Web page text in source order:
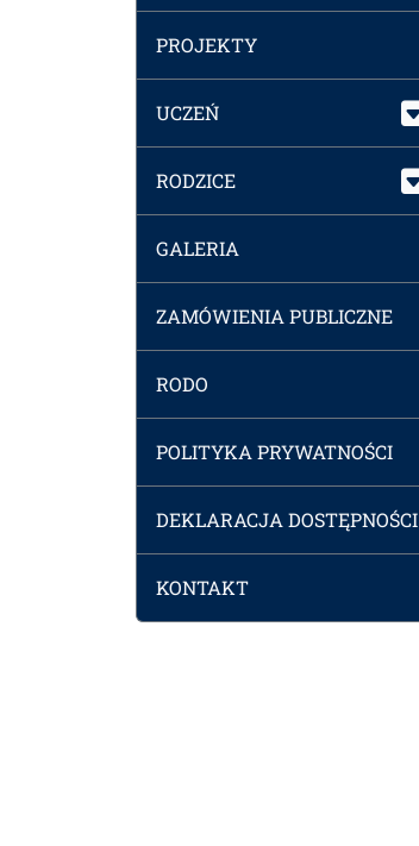
PROJEKTY
UCZEŃ
RODZICE
GALERIA
ZAMÓWIENIA PUBLICZNE
RODO
POLITYKA PRYWATNOŚCI
DEKLARACJA DOSTĘPNOŚCI
KONTAKT